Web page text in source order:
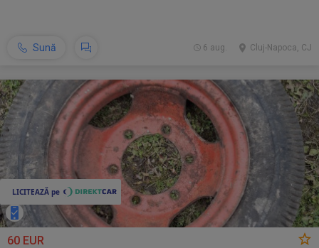
Sună Cluj-Napoca, CJ
6 aug.
60 EUR